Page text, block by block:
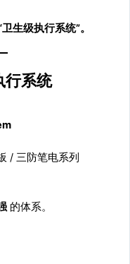
生级执行系统”。
系统
/ 三防笔电系列
的体系。